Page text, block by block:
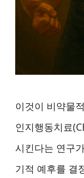
이것이 비약물
인지행동치료
시킨다는 연구
기적 예후를 결